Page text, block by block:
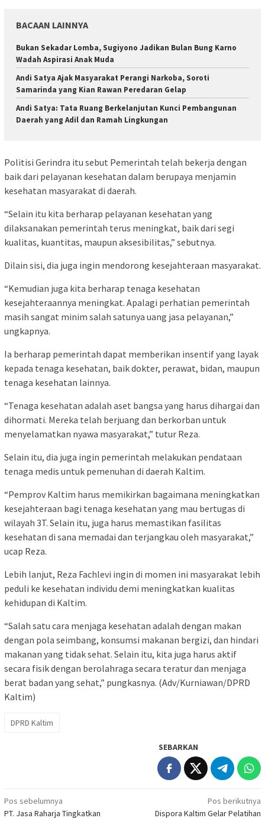
BACAAN LAINNYA
Bukan Sekadar Lomba, Sugiyono Jadikan Bulan Bung Karno
Wadah Aspirasi Anak Muda
Andi Satya Ajak Masyarakat Perangi Narkoba, Soroti
Samarinda yang Kian Rawan Peredaran Gelap
Andi Satya: Tata Ruang Berkelanjutan Kunci Pembangunan
Daerah yang Adil dan Ramah Lingkungan
Politisi Gerindra itu sebut Pemerintah telah bekerja dengan
baik dari pelayanan kesehatan dalam berupaya menjamin
kesehatan masyarakat di daerah.
“Selain itu kita berharap pelayanan kesehatan yang
dilaksanakan pemerintah terus meningkat, baik dari segi
kualitas, kuantitas, maupun aksesibilitas,” sebutnya.
Dilain sisi, dia juga ingin mendorong kesejahteraan masyarakat.
“Kemudian juga kita berharap tenaga kesehatan
kesejahteraannya meningkat. Apalagi perhatian pemerintah
masih sangat minim salah satunya uang jasa pelayanan,”
ungkapnya.
Ia berharap pemerintah dapat memberikan insentif yang layak
kepada tenaga kesehatan, baik dokter, perawat, bidan, maupun
tenaga kesehatan lainnya.
“Tenaga kesehatan adalah aset bangsa yang harus dihargai dan
dihormati. Mereka telah berjuang dan berkorban untuk
menyelamatkan nyawa masyarakat,” tutur Reza.
Selain itu, dia juga ingin pemerintah melakukan pendataan
tenaga medis untuk pemenuhan di daerah Kaltim.
“Pemprov Kaltim harus memikirkan bagaimana meningkatkan
kesejahteraan bagi tenaga kesehatan yang mau bertugas di
wilayah 3T. Selain itu, juga harus memastikan fasilitas
kesehatan di sana memadai dan terjangkau oleh masyarakat,”
ucap Reza.
Lebih lanjut, Reza Fachlevi ingin di momen ini masyarakat lebih
peduli ke kesehatan individu demi meningkatkan kualitas
kehidupan di Kaltim.
“Salah satu cara menjaga kesehatan adalah dengan makan
dengan pola seimbang, konsumsi makanan bergizi, dan hindari
makanan yang tidak sehat. Selain itu, kita juga harus aktif
secara fisik dengan berolahraga secara teratur dan menjaga
berat badan yang sehat,” pungkasnya. (Adv/Kurniawan/DPRD
Kaltim)
DPRD Kaltim
SEBARKAN
Navigasi
Pos sebelumnya
PT. Jasa Raharja Tingkatkan
Pos berikutnya
Dispora Kaltim Gelar Pelatihan